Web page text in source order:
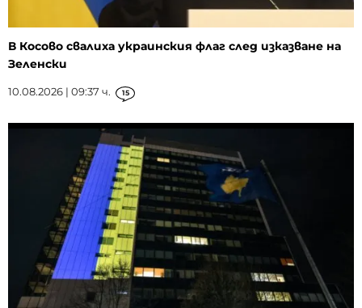
В Косово свалиха украинския флаг след изказване на
Зеленски
10.08.2026 | 09:37 ч. 15